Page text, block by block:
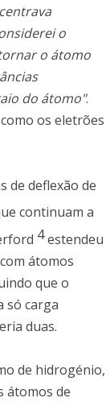
o
o átomo
do átomo".
os eletrões
de deflexão de
continuam a
4estendeu
com átomos
que o
só carga
duas.
de hidrogénio,
átomos de